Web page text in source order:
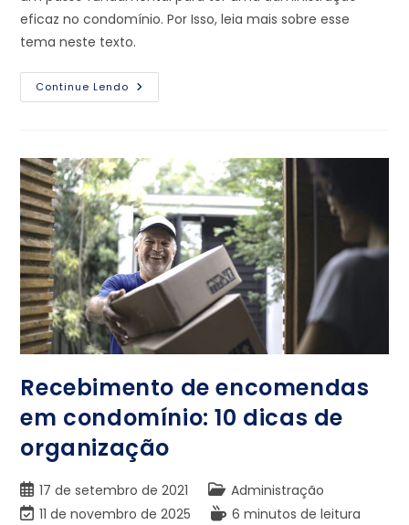
eficaz no condomínio. Por Isso, leia mais sobre esse
tema neste texto.
Continue Lendo
Recebimento de encomendas
em condomínio: 10 dicas de
organização
17 de setembro de 2021
Administração
11 de novembro de 2025
6 minutos de leitura